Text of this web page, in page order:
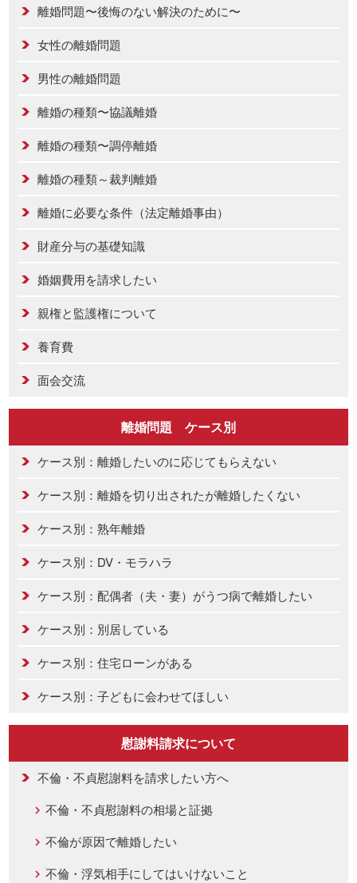
離婚問題〜後悔のない解決のために〜
女性の離婚問題
男性の離婚問題
離婚の種類〜協議離婚
離婚の種類〜調停離婚
離婚の種類～裁判離婚
離婚に必要な条件（法定離婚事由）
財産分与の基礎知識
婚姻費用を請求したい
親権と監護権について
養育費
面会交流
離婚問題 ケース別
ケース別：離婚したいのに応じてもらえない
ケース別：離婚を切り出されたが離婚したくない
ケース別：熟年離婚
ケース別：DV・モラハラ
ケース別：配偶者（夫・妻）がうつ病で離婚したい
ケース別：別居している
ケース別：住宅ローンがある
ケース別：子どもに会わせてほしい
慰謝料請求について
不倫・不貞慰謝料を請求したい方へ
不倫・不貞慰謝料の相場と証拠
不倫が原因で離婚したい
不倫・浮気相手にしてはいけないこと